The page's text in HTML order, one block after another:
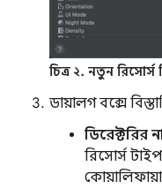
চিত্র ২. নতুন রিসোর্স
ডায়ালগ বক্সে
ডিরেক্টরির
রিসোর্স